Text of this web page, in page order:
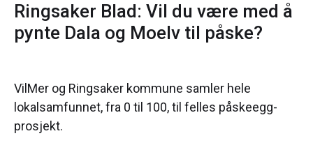
Ringsaker Blad: Vil du være med å
pynte Dala og Moelv til påske?
VilMer og Ringsaker kommune samler hele
lokalsamfunnet, fra 0 til 100, til felles påskeegg-
prosjekt.